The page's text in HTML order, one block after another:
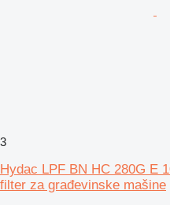
3
Hydac LPF BN HC 280G E
filter za građevinske mašine